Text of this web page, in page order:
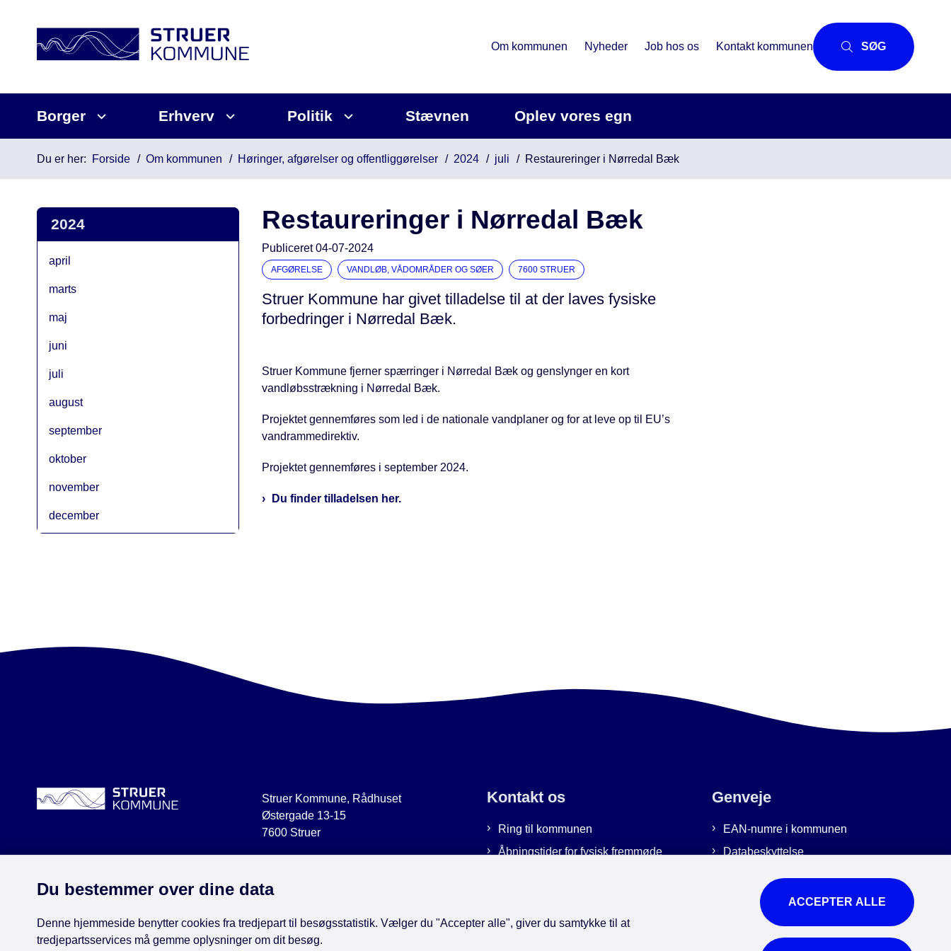
Om kommunen Nyheder Job hos os Kontakt kommunen SØG
Borger Erhverv Politik Stævnen Oplev vores egn
Du er her: Forside Om kommunen Høringer, afgørelser og offentliggørelser 2024 juli Restaureringer i Nørredal Bæk
2024
april
marts
maj
juni
juli
august
september
oktober
november
december
Restaureringer i Nørredal Bæk
Publiceret04-07-2024
AFGØRELSE VANDLØB, VÅDOMRÅDER OG SØER 7600 STRUER
Struer Kommune har givet tilladelse til at der laves fysiske
forbedringer i Nørredal Bæk.
Struer Kommune fjerner spærringer i Nørredal Bæk og genslynger en kort
vandløbsstrækning i Nørredal Bæk.
Projektet gennemføres som led i de nationale vandplaner og for at leve op til EU’s
vandrammedirektiv.
Projektet gennemføres i september 2024.
Du finder tilladelsen her.
Struer Kommune, Rådhuset
Østergade 13-15
7600 Struer
Kontakt os
Ring til kommunen
Åbningstider for fysisk fremmøde
Genveje
EAN-numre i kommunen
Databeskyttelse
Tilgængelighedserklæring
Brug af kunstig intelligens
For ansatte
Du bestemmer over dine data
Denne hjemmeside benytter cookies fra tredjepart til besøgsstatistik. Vælger du "Accepter alle", giver du samtykke til at
tredjepartsservices må gemme oplysninger om dit besøg.
ACCEPTER ALLE